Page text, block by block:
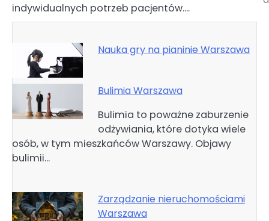
indywidualnych potrzeb pacjentów.…
Nauka gry na pianinie Warszawa
Bulimia Warszawa
Bulimia to poważne zaburzenie
odżywiania, które dotyka wiele
osób, w tym mieszkańców Warszawy. Objawy
bulimii…
Zarządzanie nieruchomościami
Warszawa